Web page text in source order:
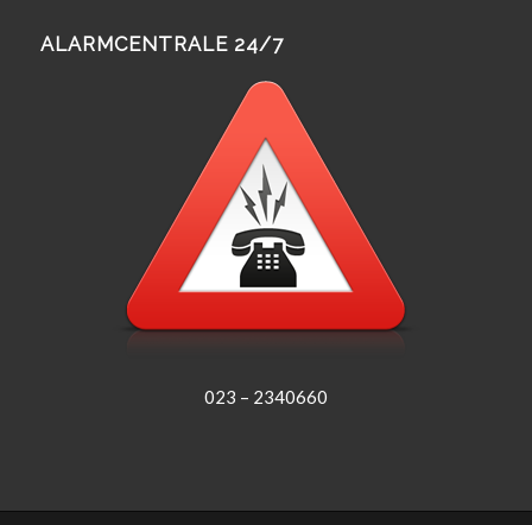
ALARMCENTRALE 24/7
023 – 2340660